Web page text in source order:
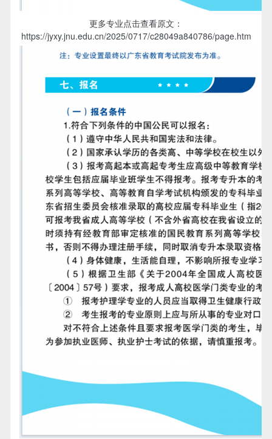
更多专业点击查看原文：
https://jyxy.jnu.edu.cn/2025/0717/c28049a840786/page.htm